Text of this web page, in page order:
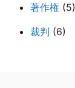
著作権 (5)
裁判 (6)